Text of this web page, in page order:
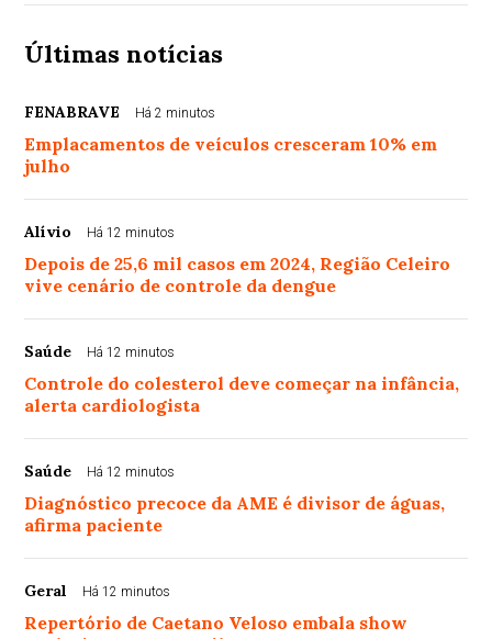
Últimas notícias
FENABRAVE Há 2 minutos
Emplacamentos de veículos cresceram 10% em
julho
Alívio Há 12 minutos
Depois de 25,6 mil casos em 2024, Região Celeiro
vive cenário de controle da dengue
Saúde Há 12 minutos
Controle do colesterol deve começar na infância,
alerta cardiologista
Saúde Há 12 minutos
Diagnóstico precoce da AME é divisor de águas,
afirma paciente
Geral Há 12 minutos
Repertório de Caetano Veloso embala show